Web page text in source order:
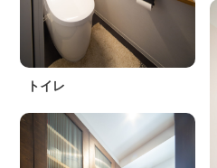
トイレ